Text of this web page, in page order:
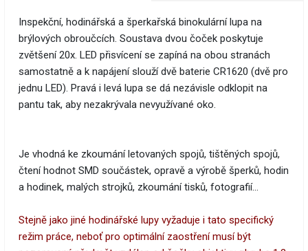
Inspekční, hodinářská a šperkařská binokulární lupa na
brýlových obroučcích. Soustava dvou čoček poskytuje
zvětšení 20x. LED přisvícení se zapíná na obou stranách
samostatně a k napájení slouží dvě baterie CR1620 (dvě pro
jednu LED). Pravá i levá lupa se dá nezávisle odklopit na
pantu tak, aby nezakrývala nevyužívané oko.
Je vhodná ke zkoumání letovaných spojů, tištěných spojů,
čtení hodnot SMD součástek, opravě a výrobě šperků, hodin
a hodinek, malých strojků, zkoumání tisků, fotografií...
Stejně jako jiné hodinářské lupy vyžaduje i tato specifický
režim práce, neboť pro optimální zaostření musí být